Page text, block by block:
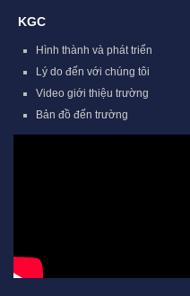
KGC
Hình thành và phát triển
Lý do đến với chúng tôi
Video giới thiệu trường
Bản đồ đến trường